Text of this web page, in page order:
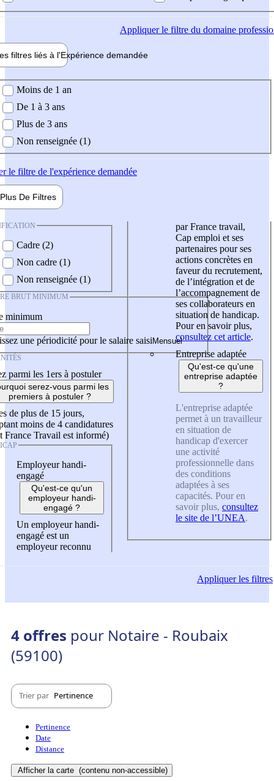
Appliquerle filtre du domaine
filtres liés à l'Expérience demandée
demandée
Moins de 1 an
De 1 à 3 ans
Plus de 3 ans
Non renseignée (1)
le filtre de l'expérience demandée
Plus De Filtres
Cadre (2)
Non cadre (1)
Non renseignée (1)
BRUT MINIMUM
minimum
une périodicité pour le salaire saisi
parmi les 1ers à postuler
serez-vous parmi les
premiers à postuler ?
de plus de 15 jours,
moins de 4 candidatures
France Travail est informé)
Employeur handi-
engagé
Qu'est-ce qu'un
employeur handi-
engagé ?
Un employeur handi-
engagé est un
employeur reconnu
par France travail,
Cap emploi et ses
partenaires pour ses
actions concrètes en
faveur du recrutement,
de l’intégration et de
l’accompagnement de
ses collaborateurs en
situation de handicap.
Pour en savoir plus,
consultez cet article.
Entreprise adaptée
Qu'est-ce qu'une
entreprise adaptée
?
L'entreprise adaptée
permet à un travailleur
en situation de
handicap d'exercer
une activité
professionnelle dans
des conditions
adaptées à ses
capacités. Pour en
savoir plus, consultez
le site de l’UNEA.
Appliquerles filtres
4 offres pour Notaire - Roubaix
(59100)
Trier par Pertinence
Pertinence
Date
Distance
Afficher la carte (contenu non-accessible)